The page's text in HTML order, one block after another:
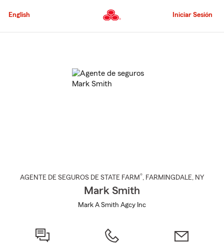
al
principal
English Iniciar Sesión
AGENTE DE SEGUROS DE STATE FARM®, FARMINGDALE, NY
Mark Smith
Mark A Smith Agcy Inc